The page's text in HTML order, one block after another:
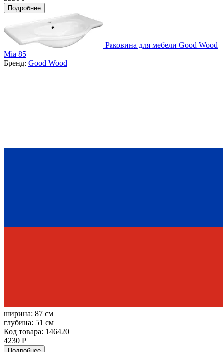
Подробнее
Раковина для мебели Good Wood
Mia 85
Бренд: Good Wood
ширина: 87 см
глубина: 51 см
Код товара: 146420
4230 Р
Подробнее